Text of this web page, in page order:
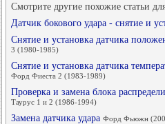
Смотрите другие похожие статьи
Датчик бокового удара - снятие и
Снятие и установка датчика
3 (1980-1985)
Снятие и установка датчика
Форд Фиеста 2 (1983-1989)
Проверка и замена блока
Таурус 1 и 2 (1986-1994)
Замена датчика удара Форд Фьюжн